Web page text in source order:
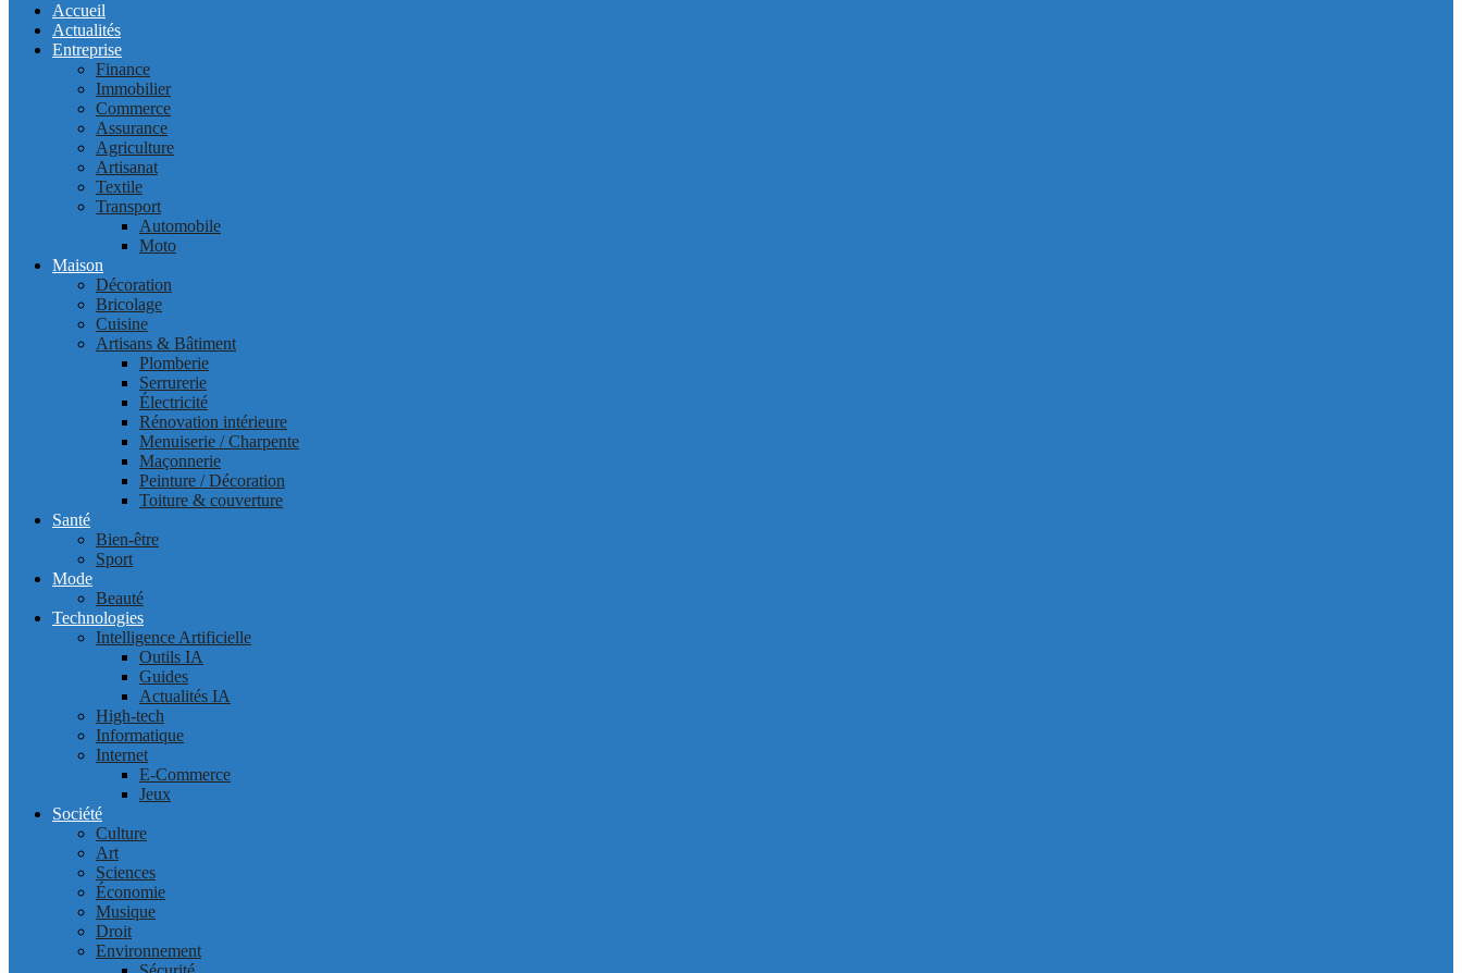
Accueil
Actualités
Entreprise
Finance
Immobilier
Commerce
Assurance
Agriculture
Artisanat
Textile
Transport
Automobile
Moto
Maison
Décoration
Bricolage
Cuisine
Artisans & Bâtiment
Plomberie
Serrurerie
Électricité
Rénovation intérieure
Menuiserie / Charpente
Maçonnerie
Peinture / Décoration
Toiture & couverture
Santé
Bien-être
Sport
Mode
Beauté
Technologies
Intelligence Artificielle
Outils IA
Guides
Actualités IA
High-tech
Informatique
Internet
E-Commerce
Jeux
Société
Culture
Art
Sciences
Économie
Musique
Droit
Environnement